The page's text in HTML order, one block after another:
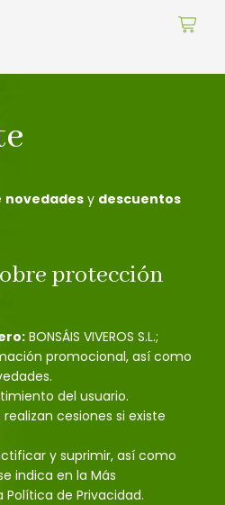
novedades y descuentos
protección
BONSÁIS VIVEROS S.L.;
promocional, así como
del usuario.
realizan cesiones si existe
y suprimir, así como
indica en la Más
de Privacidad.